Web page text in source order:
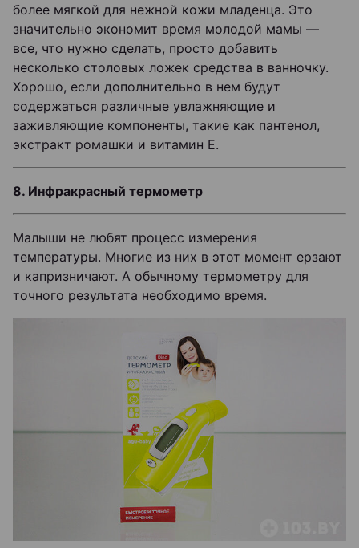
более мягкой для нежной кожи младенца. Это
значительно экономит время молодой мамы —
все, что нужно сделать, просто добавить
несколько столовых ложек средства в ванночку.
Хорошо, если дополнительно в нем будут
содержаться различные увлажняющие и
заживляющие компоненты, такие как пантенол,
экстракт ромашки и витамин Е.
8. Инфракрасный термометр
Малыши не любят процесс измерения
температуры. Многие из них в этот момент ерзают
и капризничают. А обычному термометру для
точного результата необходимо время.